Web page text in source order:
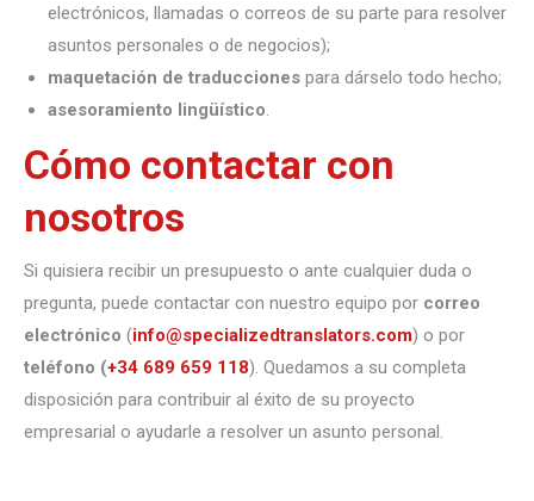
electrónicos, llamadas o correos de su parte para resolver
asuntos personales o de negocios);
maquetación de traducciones para dárselo todo hecho;
asesoramiento lingüístico.
Cómo contactar con
nosotros
Si quisiera recibir un presupuesto o ante cualquier duda o
pregunta, puede contactar con nuestro equipo por correo
electrónico (info@specializedtranslators.com) o por
teléfono (+34 689 659 118). Quedamos a su completa
disposición para contribuir al éxito de su proyecto
empresarial o ayudarle a resolver un asunto personal.